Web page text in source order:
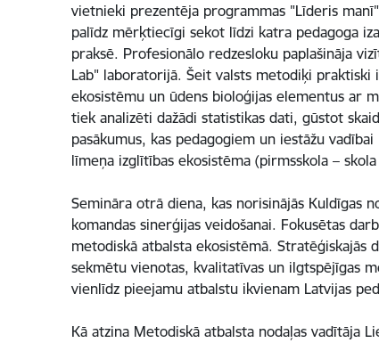
vietnieki prezentēja programmas "Līderis
palīdz mērķtiecīgi sekot līdzi katra pedagoga
praksē. Profesionālo redzesloku paplašināja
Lab" laboratorijā. Šeit valsts metodiķi praktiski
ekosistēmu un ūdens bioloģijas elementus ar
tiek analizēti dažādi statistikas dati, gūstot
pasākumus, kas pedagogiem un iestāžu
līmeņa izglītības ekosistēma (pirmsskola –
Semināra otrā diena, kas norisinājās Kuldīgas
komandas sinerģijas veidošanai. Fokusētas
metodiskā atbalsta ekosistēmā.
sekmētu vienotas, kvalitatīvas un ilgtspējīgas
vienlīdz pieejamu atbalstu ikvienam Latvijas
Kā atzina Metodiskā atbalsta nodaļas vadītāja